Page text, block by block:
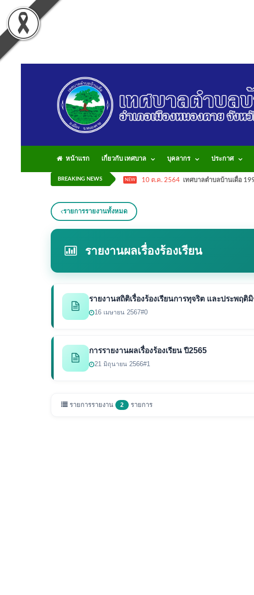
หน้าแรก เกี่ยวกับ เทศบาล บุคลากร ประกาศ
BREAKING NEWS NEW 10 ต.ค. 2564 เทศบาลตำบลบ้านเดื่อ
รายการรายงานทั้งหมด
รายงานผลเรื่องร้องเรียน
รายงานสถิติเรื่องร้องเรียนการทุจริต และประพฤติ
16 เมษายน 2567#0
การรายงานผลเรื่องร้องเรียน ปี2565
21 มิถุนายน 2566#1
รายการรายงาน 2 รายการ